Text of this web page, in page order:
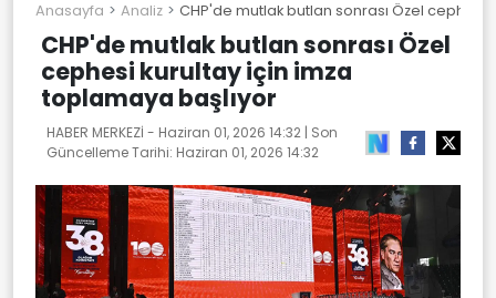
Anasayfa Analiz CHP'de mutlak butlan sonrası Özel
CHP'de mutlak butlan sonrası Özel
cephesi kurultay için imza
toplamaya başlıyor
HABER MERKEZİ - Haziran 01, 2026 14:32 | Son
Güncelleme Tarihi: Haziran 01, 2026 14:32